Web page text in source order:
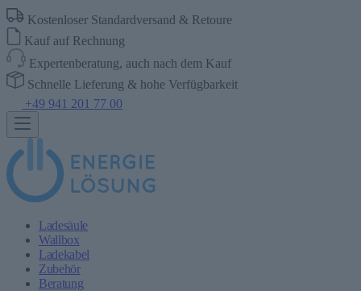
Kostenloser Standardversand & Retoure
Kauf auf Rechnung
Expertenberatung, auch nach dem Kauf
Schnelle Lieferung & hohe Verfügbarkeit
+49 941 201 77 00
Ladesäule
Wallbox
Ladekabel
Zubehör
Beratung